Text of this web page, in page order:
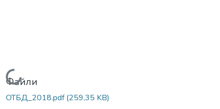
Вантажиться...
Файли
ОТБД_2018.pdf(259,35 KB)